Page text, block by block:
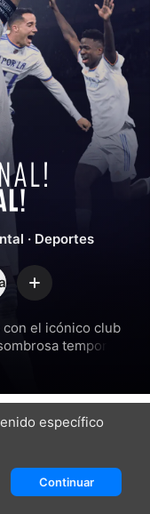
· Deportes
Agregar
con el icónico club
temporada
escépticos.
específico
Continuar